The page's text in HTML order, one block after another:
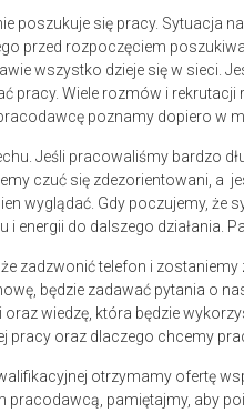
poszukuje się pracy. Sytuacja
przed rozpoczęciem
wszystko dzieje się w sieci.
pracy. Wiele rozmów i rekrutacji
poznamy dopiero w
Jeśli pracowaliśmy bardzo
czuć się zdezorientowani, a
wyglądać. Gdy poczujemy, że
energii do dalszego działania.
zadzwonić telefon i
będzie zadawać pytania o
wiedzę, która będzie
pracy oraz dlaczego chcemy
otrzymamy ofertę
pracodawcą, pamiętajmy, aby